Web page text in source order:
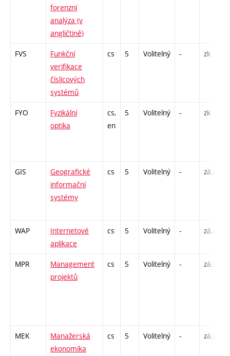
forenzní
analýza (v
angličtině)
FVS
Funkční
verifikace
číslicových
systémů
cs 5 Volitelný - zk
FYO
Fyzikální
optika
cs,
en
5 Volitelný - zk
GIS
Geografické
informační
systémy
cs 5 Volitelný - zá,zk
WAP
Internetové
aplikace
cs 5 Volitelný - zá,zk
MPR
Management
projektů
cs 5 Volitelný - zá,zk
MEK
Manažerská
ekonomika
cs 5 Volitelný - zá,zk